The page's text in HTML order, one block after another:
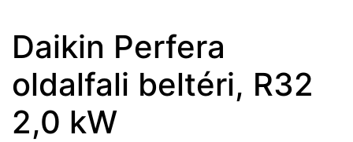
Daikin Perfera
oldalfali beltéri, R32
2,0 kW